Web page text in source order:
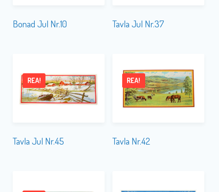
Bonad Jul Nr.10 Tavla Jul Nr.37
Tavla Jul Nr.45
REA!
Tavla Nr.42
REA!